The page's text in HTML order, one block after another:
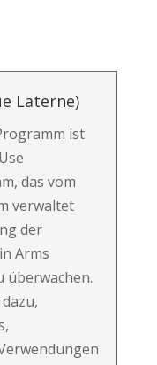
Laterne)
ist
das vom
verwaltet
der
Arms
überwachen.